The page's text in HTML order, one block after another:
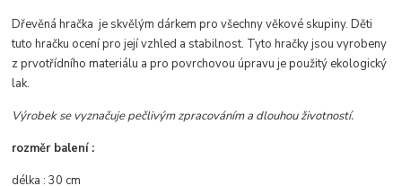
Dřevěná hračka je skvělým dárkem pro všechny věkové skupiny. Děti
tuto hračku ocení pro její vzhled a stabilnost. Tyto hračky jsou vyrobeny
z prvotřídního materiálu a pro povrchovou úpravu je použitý ekologický
lak.
Výrobek se vyznačuje pečlivým zpracováním a dlouhou životností.
rozměr balení :
délka : 30 cm